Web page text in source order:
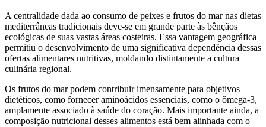
A centralidade dada ao consumo de peixes e frutos do mar nas dietas
mediterrâneas tradicionais deve-se em grande parte às bênçãos
ecológicas de suas vastas áreas costeiras. Essa vantagem geográfica
permitiu o desenvolvimento de uma significativa dependência dessas
ofertas alimentares nutritivas, moldando distintamente a cultura
culinária regional.
Os frutos do mar podem contribuir imensamente para objetivos
dietéticos, como fornecer aminoácidos essenciais, como o ômega-3,
amplamente associado à saúde do coração. Mais importante ainda, a
composição nutricional desses alimentos está bem alinhada com o